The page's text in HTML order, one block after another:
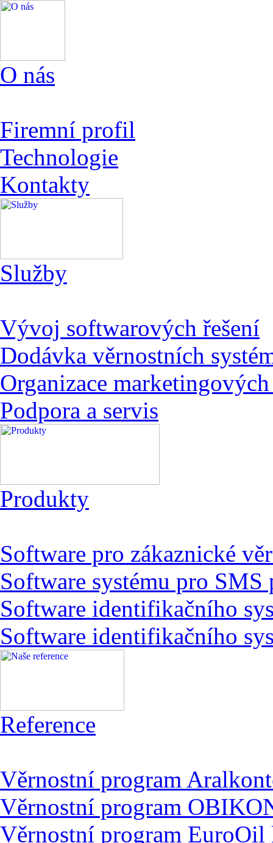
O nás
Firemní profil
Technologie
Kontakty
Služby
Vývoj softwarových řešení
Dodávka věrnostních
Organizace
Podpora a servis
Produkty
Software pro zákaznické
Software systému pro SMS
Software identifikačního
Software identifikačního
Reference
Věrnostní program
Věrnostní program
Věrnostní program EuroOil